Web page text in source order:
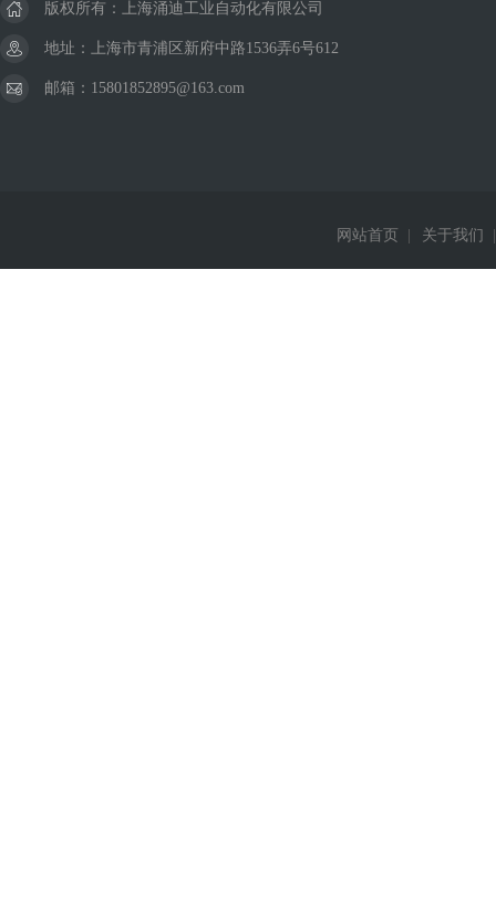
版权所有：上海涌迪工业自动化有限公司
地址：上海市青浦区新府中路1536弄6号612
邮箱：15801852895@163.com
网站首页 关于我们